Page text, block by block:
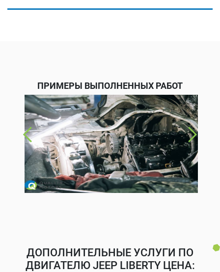
ПРИМЕРЫ ВЫПОЛНЕННЫХ РАБОТ
ДОПОЛНИТЕЛЬНЫЕ УСЛУГИ ПО
ДВИГАТЕЛЮ JEEP LIBERTY ЦЕНА: